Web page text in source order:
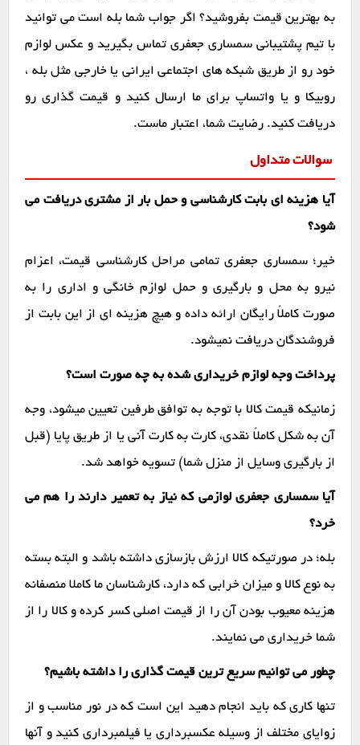
به بهترین قیمت بفروشید؟ اگر جواب شما بله است می توانید
با تیم پشتیبانی سمساری جعفری تماس بگیرید و عکس لوازم
خود رو از طریق شبکه های اجتماعی ایرانی یا خارجی مثل بله ،
روبیکا و یا واتساپ برای ما ارسال کنید و قیمت گذاری رو
دریافت کنید. رضایت شما، اعتبار ماست.
سوالات متداول
آیا هزینه ای بابت کارشناسی و حمل بار از مشتری دریافت می
شود؟
خیر؛ سمساری جعفری تمامی مراحل کارشناسی قیمت، اعزام
نیرو به محل و بارگیری و حمل لوازم خانگی و اداری را به
صورت کاملاً رایگان ارائه داده و هیچ هزینه ای از این بابت از
فروشندگان دریافت نمیشود.
پرداخت وجه لوازم خریداری شده به چه صورت است؟
زمانیکه قیمت کالا با توجه به توافق طرفین تعیین میشود، وجه
آن به شکل کاملاً نقدی، کارت به کارت آنی یا از طریق پایا (قبل
از بارگیری وسایل از منزل شما) تسویه خواهد شد.
آیا سمساری جعفری لوازمی که نیاز به تعمیر دارند را هم می
خرد؟
بله؛ در صورتیکه کالا ارزش بازسازی داشته باشد و البته بسته
به نوع کالا و میزان خرابی که دارد، کارشناسان ما کاملا منصفانه
هزینه معیوب بودن آن را از قیمت اصلی کسر کرده و کالا را از
شما خریداری می نمایند.
چطور می توانیم سریع ترین قیمت گذاری را داشته باشیم؟
تنها کاری که باید انجام دهید این است که در نور مناسب و از
زوایای مختلف از وسیله عکسبرداری یا فیلمبرداری کنید و آنها